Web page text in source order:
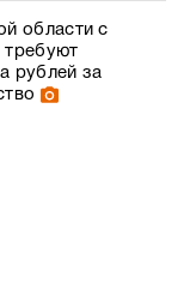
области с
требуют
рублей за